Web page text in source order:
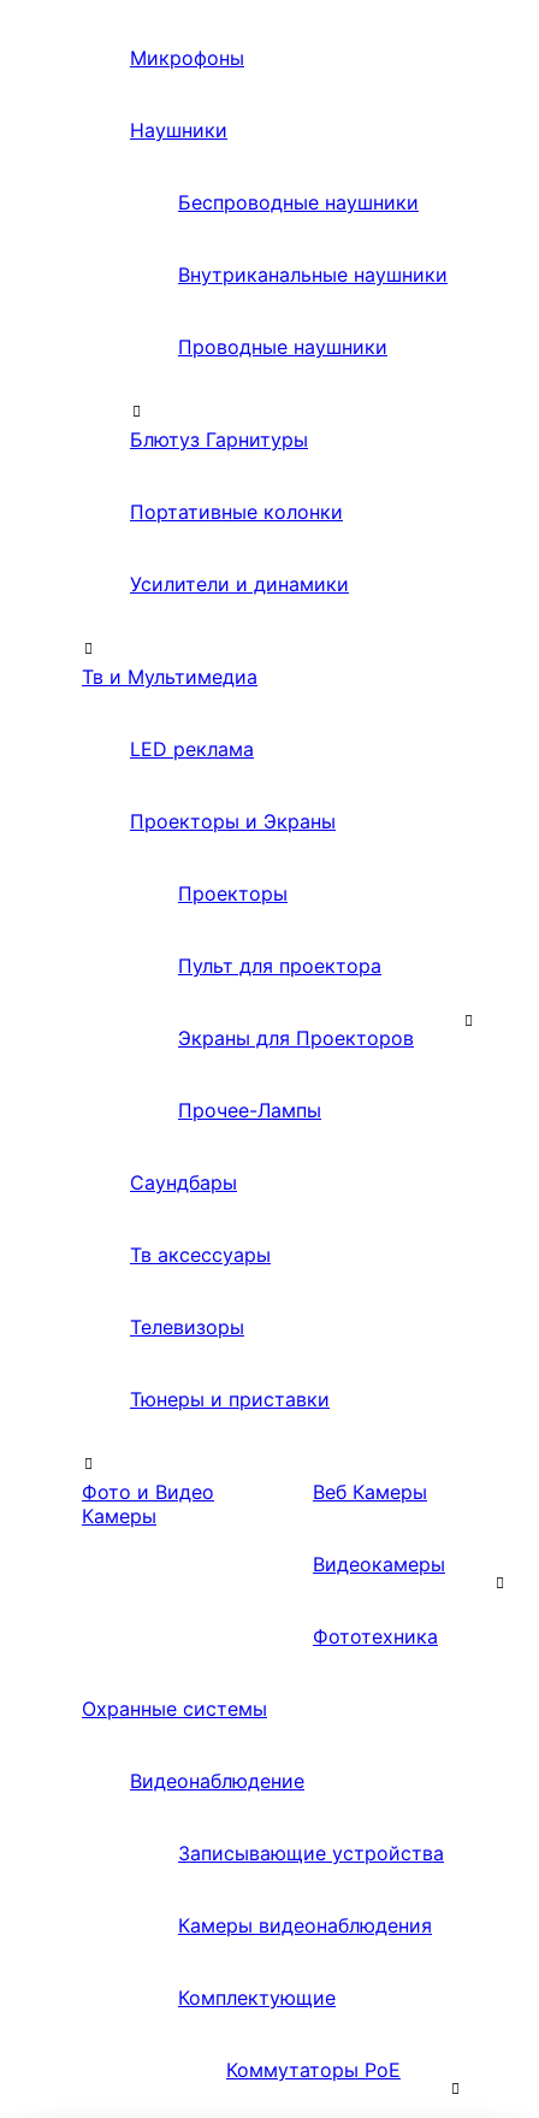
Микрофоны
Наушники
Беспроводные наушники
Внутриканальные наушники
Проводные наушники
Блютуз Гарнитуры
Портативные колонки
Усилители и динамики
Тв и Мультимедиа
LED реклама
Проекторы и Экраны
Проекторы
Пульт для проектора
Экраны для Проекторов
Прочее-Лампы
Саундбары
Тв аксессуары
Телевизоры
Тюнеры и приставки
Фото и Видео
Камеры
Веб Камеры
Видеокамеры
Фототехника
Охранные системы
Видеонаблюдение
Записывающие устройства
Камеры видеонаблюдения
Комплектующие
Коммутаторы PoE